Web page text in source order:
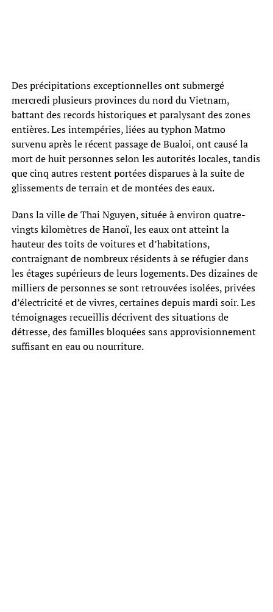
Des précipitations exceptionnelles ont submergé
mercredi plusieurs provinces du nord du Vietnam,
battant des records historiques et paralysant des zones
entières. Les intempéries, liées au typhon Matmo
survenu après le récent passage de Bualoi, ont causé la
mort de huit personnes selon les autorités locales, tandis
que cinq autres restent portées disparues à la suite de
glissements de terrain et de montées des eaux.
Dans la ville de Thai Nguyen, située à environ quatre-
vingts kilomètres de Hanoï, les eaux ont atteint la
hauteur des toits de voitures et d’habitations,
contraignant de nombreux résidents à se réfugier dans
les étages supérieurs de leurs logements. Des dizaines de
milliers de personnes se sont retrouvées isolées, privées
d’électricité et de vivres, certaines depuis mardi soir. Les
témoignages recueillis décrivent des situations de
détresse, des familles bloquées sans approvisionnement
suffisant en eau ou nourriture.